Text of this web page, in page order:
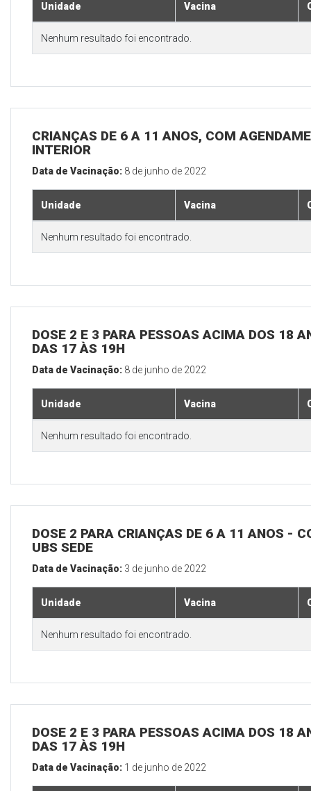
Unidade Vacina
Nenhum resultado foi encontrado.
CRIANÇAS DE 6 A 11 ANOS, COM
INTERIOR
Data de Vacinação: 8 de junho de 2022
Unidade Vacina
Nenhum resultado foi encontrado.
DOSE 2 E 3 PARA PESSOAS ACIMA DOS 18
DAS 17 ÀS 19H
Data de Vacinação: 8 de junho de 2022
Unidade Vacina
Nenhum resultado foi encontrado.
DOSE 2 PARA CRIANÇAS DE 6 A 11 ANOS -
UBS SEDE
Data de Vacinação: 3 de junho de 2022
Unidade Vacina
Nenhum resultado foi encontrado.
DOSE 2 E 3 PARA PESSOAS ACIMA DOS 18
DAS 17 ÀS 19H
Data de Vacinação: 1 de junho de 2022